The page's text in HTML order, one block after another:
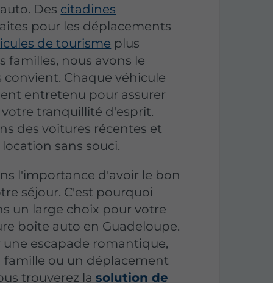
Des citadines
pour les déplacements
de tourisme plus
familles, nous avons le
convient. Chaque véhicule
entretenu pour assurer
tranquillité d'esprit.
des voitures récentes et
sans souci.
l'importance d'avoir le bon
séjour. C'est pourquoi
un large choix pour votre
boîte auto en Guadeloupe.
une escapade romantique,
famille ou un déplacement
trouverez lasolution de